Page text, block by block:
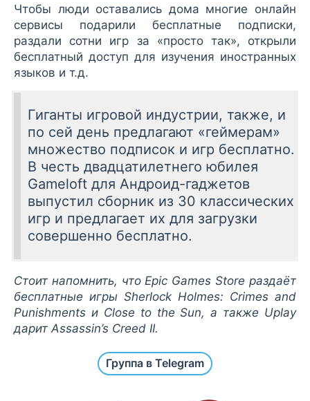
Чтобы люди оставались дома многие онлайн
сервисы подарили бесплатные подписки,
раздали сотни игр за «просто так», открыли
бесплатный доступ для изучения иностранных
языков и т.д.
Гиганты игровой индустрии, также, и
по сей день предлагают «геймерам»
множество подписок и игр бесплатно.
В честь двадцатилетнего юбилея
Gameloft для Андроид-гаджетов
выпустил сборник из 30 классических
игр и предлагает их для загрузки
совершенно бесплатно.
Стоит напомнить, что Epic Games Store раздаёт
бесплатные игры Sherlock Holmes: Crimes and
Punishments и Close to the Sun, а также Uplay
дарит Assassin’s Creed II.
Группа в Telegram